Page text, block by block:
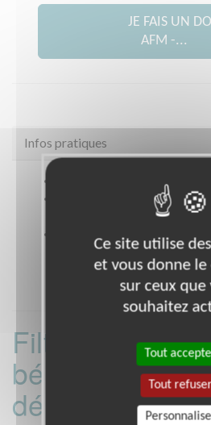
JE FAIS UN
AFM -...
Infos pratiques
POLE AFM DE
Filatures BEAUVAIS (60000)
Heures d'ouverture
Sur rendez vous
Filtrer les
bénévoles par
département :
Ce site utilise
et vous donne
sur ceux que
souhaitez
Tout
Tout refuser